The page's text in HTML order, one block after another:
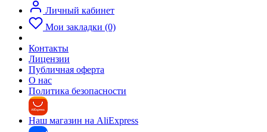
Личный кабинет
Мои закладки (0)
Контакты
Лицензии
Публичная оферта
О нас
Политика безопасности
Наш магазин на AliExpress